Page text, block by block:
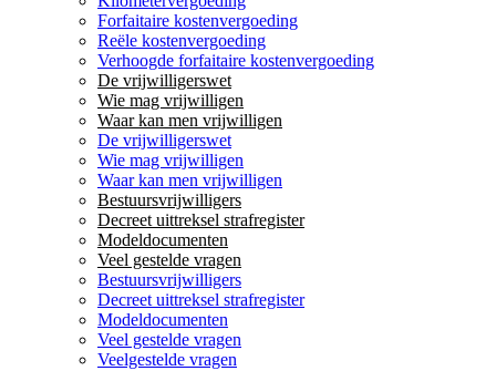
Forfaitaire kostenvergoeding
Reële kostenvergoeding
Verhoogde forfaitaire kostenvergoeding
De vrijwilligerswet
Wie mag vrijwilligen
Waar kan men vrijwilligen
De vrijwilligerswet
Wie mag vrijwilligen
Waar kan men vrijwilligen
Bestuursvrijwilligers
Decreet uittreksel strafregister
Modeldocumenten
Veel gestelde vragen
Bestuursvrijwilligers
Decreet uittreksel strafregister
Modeldocumenten
Veel gestelde vragen
Veelgestelde vragen